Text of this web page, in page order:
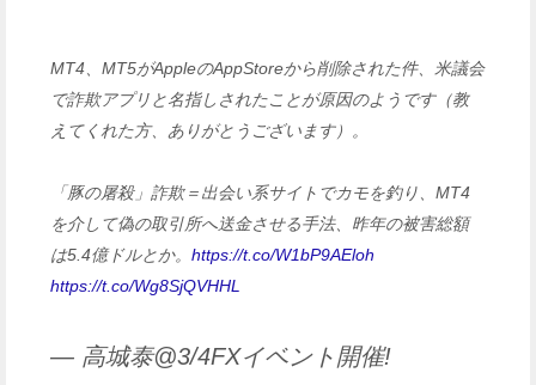
MT4、MT5がAppleのAppStoreから削除された件、米議会
で詐欺アプリと名指しされたことが原因のようです（教
えてくれた方、ありがとうございます）。
「豚の屠殺」詐欺＝出会い系サイトでカモを釣り、MT4
を介して偽の取引所へ送金させる手法、昨年の被害総額
は5.4億ドルとか。https://t.co/W1bP9AEloh
https://t.co/Wg8SjQVHHL
— 高城泰@3/4FXイベント開催!